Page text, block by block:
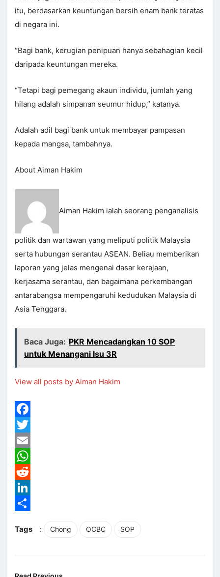
itu, berdasarkan keuntungan bersih enam bank teratas
di negara ini.
“Bagi bank, kerugian penipuan hanya sebahagian kecil
daripada keuntungan mereka.
“Tetapi bagi pemegang akaun individu, jumlah yang
hilang adalah simpanan seumur hidup,” katanya.
Adalah adil bagi bank untuk membayar pampasan
kepada mangsa, tambahnya.
About Aiman Hakim
Aiman Hakim ialah seorang penganalisis
politik dan wartawan yang meliputi politik Malaysia
serta hubungan serantau ASEAN. Beliau memberikan
laporan yang jelas mengenai dasar kerajaan,
kerjasama serantau, dan bagaimana perkembangan
antarabangsa mempengaruhi kedudukan Malaysia di
Asia Tenggara.
Baca Juga: PKR Mencadangkan 10 SOP
untuk Menangani Isu 3R
View all posts by Aiman Hakim
Facebook
Twitter
Email
WhatsApp
Reddit
LinkedIn
Tags
: Chong OCBC SOP